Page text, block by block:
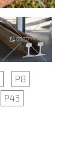
Р8
Р43